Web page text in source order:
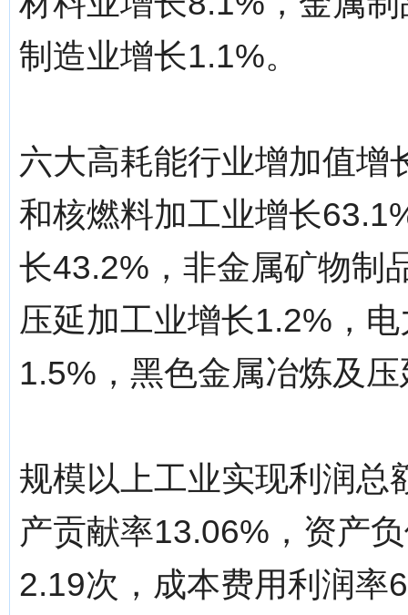
制造业增长1.1%。
六大高耗能行业增加值增
和核燃料加工业增长
长43.2%，非金属矿物制
压延加工业增长1.2%，
1.5%，黑色金属冶炼及
规模以上工业实现利润总
产贡献率13.06%，资产
2.19次，成本费用利润率